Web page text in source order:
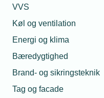
VVS
Køl og ventilation
Energi og klima
Bæredygtighed
Brand- og sikringsteknik
Tag og facade
05. mar. 2026
Energinet lukker
nettilslutninger:
Hårdt slag for
elektrificeringen